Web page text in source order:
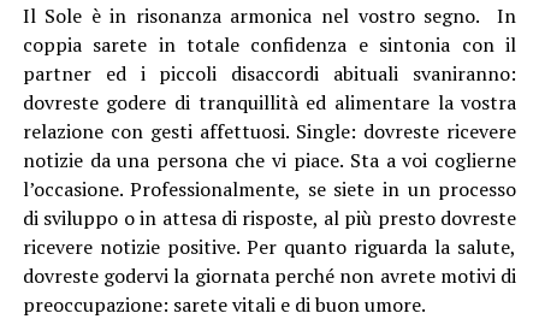
Il Sole è in risonanza armonica nel vostro segno. In
coppia sarete in totale confidenza e sintonia con il
partner ed i piccoli disaccordi abituali svaniranno:
dovreste godere di tranquillità ed alimentare la vostra
relazione con gesti affettuosi. Single: dovreste ricevere
notizie da una persona che vi piace. Sta a voi coglierne
l’occasione. Professionalmente, se siete in un processo
di sviluppo o in attesa di risposte, al più presto dovreste
ricevere notizie positive. Per quanto riguarda la salute,
dovreste godervi la giornata perché non avrete motivi di
preoccupazione: sarete vitali e di buon umore.